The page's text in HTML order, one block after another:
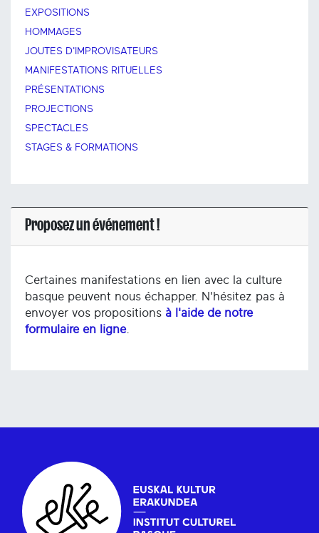
EXPOSITIONS
HOMMAGES
JOUTES D'IMPROVISATEURS
MANIFESTATIONS RITUELLES
PRÉSENTATIONS
PROJECTIONS
SPECTACLES
STAGES & FORMATIONS
Proposez un événement !
Certaines manifestations en lien avec la culture
basque peuvent nous échapper. N'hésitez pas à
envoyer vos propositions à l'aide de notre
formulaire en ligne.